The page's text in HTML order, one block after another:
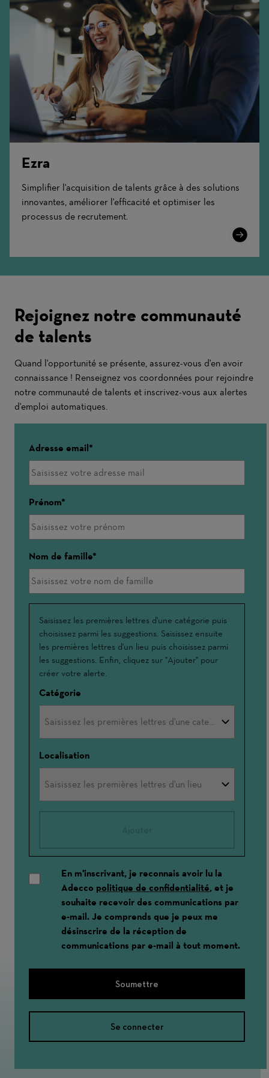
Ezra
Simplifier l'acquisition de talents grâce à des solutions
innovantes, améliorer l'efficacité et optimiser les
processus de recrutement.
Learn
Rejoignez notre communauté
de talents
Quand l'opportunité se présente, assurez-vous d'en avoir
connaissance ! Renseignez vos coordonnées pour rejoindre
notre communauté de talents et inscrivez-vous aux alertes
d'emploi automatiques.
Adresse email
Prénom
Nom de famille
Interessé(e)
par
Saisissez les premières lettres d'une catégorie puis
choisissez parmi les suggestions. Saisissez ensuite
les premières lettres d'un lieu puis choisissez parmi
les suggestions. Enfin, cliquez sur "Ajouter" pour
créer votre alerte.
Catégorie
Localisation
En m'inscrivant, je reconnais avoir lu la
Adecco politique de confidentialité, et je
souhaite recevoir des communications par
e-mail. Je comprends que je peux me
désinscrire de la réception de
communications par e-mail à tout moment.
Soumettre
Se connecter